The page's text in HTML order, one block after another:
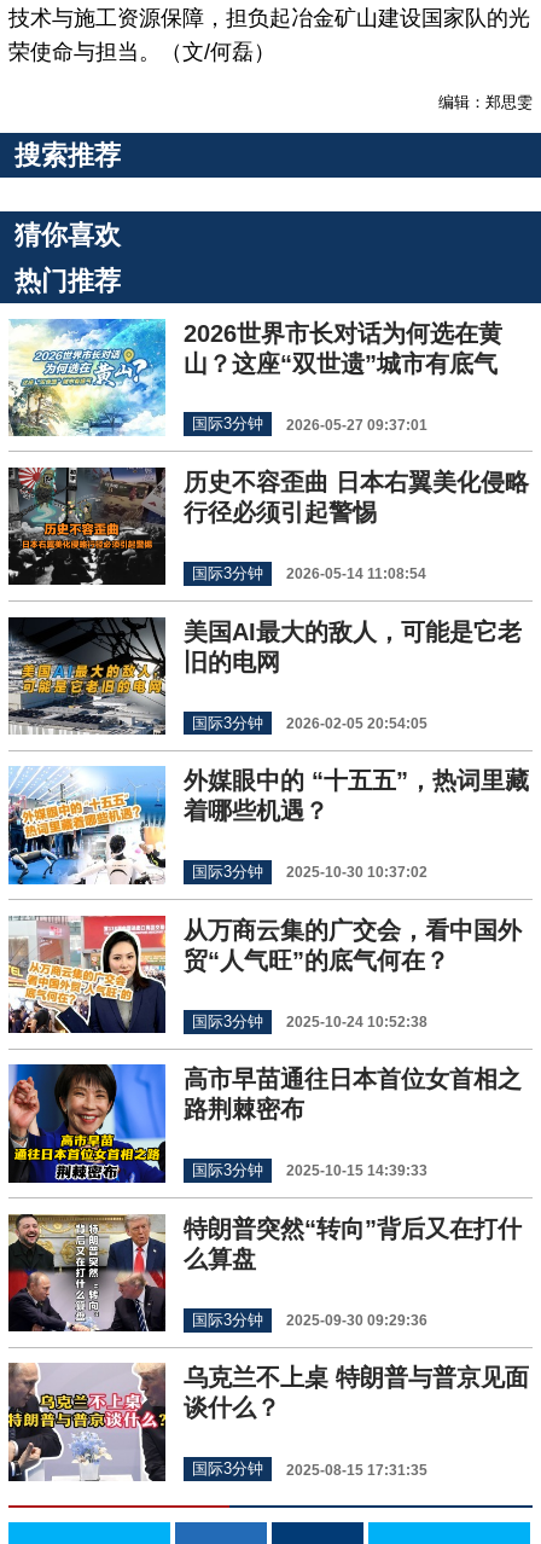
技术与施工资源保障，担负起冶金矿山建设国家队的光
荣使命与担当。（文/何磊）
编辑：郑思雯
搜索推荐
猜你喜欢
热门推荐
2026世界市长对话为何选在黄
山？这座“双世遗”城市有底气
国际3分钟 2026-05-27 09:37:01
历史不容歪曲 日本右翼美化侵略
行径必须引起警惕
国际3分钟 2026-05-14 11:08:54
美国AI最大的敌人，可能是它老
旧的电网
国际3分钟 2026-02-05 20:54:05
外媒眼中的 “十五五”，热词里藏
着哪些机遇？
国际3分钟 2025-10-30 10:37:02
从万商云集的广交会，看中国外
贸“人气旺”的底气何在？
国际3分钟 2025-10-24 10:52:38
高市早苗通往日本首位女首相之
路荆棘密布
国际3分钟 2025-10-15 14:39:33
特朗普突然“转向”背后又在打什
么算盘
国际3分钟 2025-09-30 09:29:36
乌克兰不上桌 特朗普与普京见面
谈什么？
国际3分钟 2025-08-15 17:31:35